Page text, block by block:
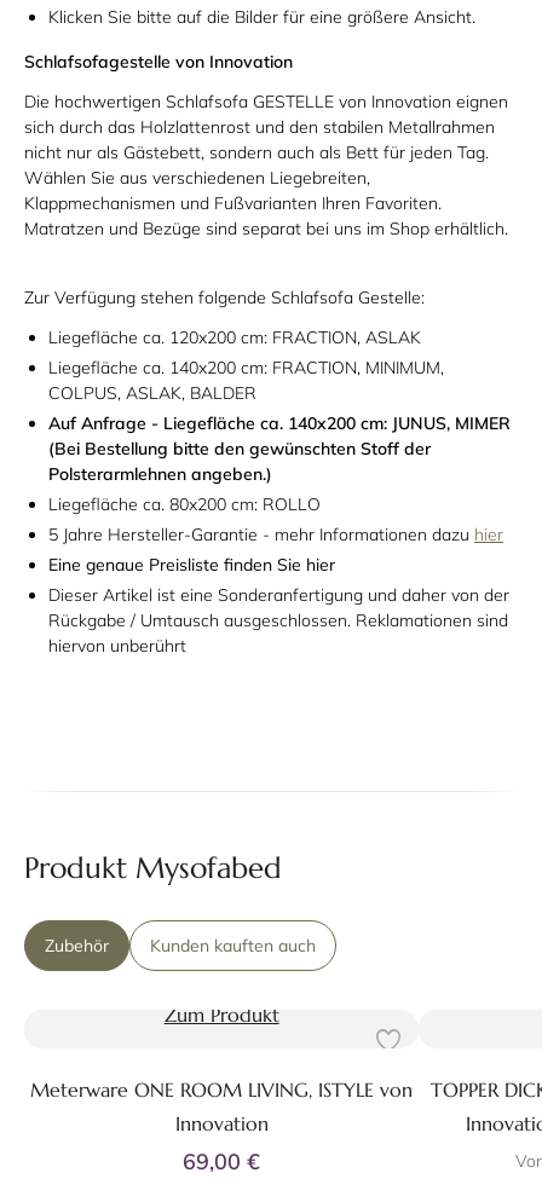
Klicken Sie bitte auf die Bilder für eine größere Ansicht.
Schlafsofagestelle von Innovation
Die hochwertigen Schlafsofa GESTELLE von Innovation eignen
sich durch das Holzlattenrost und den stabilen Metallrahmen
nicht nur als Gästebett, sondern auch als Bett für jeden Tag.
Wählen Sie aus verschiedenen Liegebreiten,
Klappmechanismen und Fußvarianten Ihren Favoriten.
Matratzen und Bezüge sind separat bei uns im Shop erhältlich.
Zur Verfügung stehen folgende Schlafsofa Gestelle:
Liegefläche ca. 120x200 cm: FRACTION, ASLAK
Liegefläche ca. 140x200 cm: FRACTION, MINIMUM,
COLPUS, ASLAK, BALDER
Auf Anfrage - Liegefläche ca. 140x200 cm: JUNUS, MIMER
(Bei Bestellung bitte den gewünschten Stoff der
Polsterarmlehnen angeben.)
Liegefläche ca. 80x200 cm: ROLLO
5 Jahre Hersteller-Garantie - mehr Informationen dazu hier
Eine genaue Preisliste finden Sie hier
Dieser Artikel ist eine Sonderanfertigung und daher von der
Rückgabe / Umtausch ausgeschlossen. Reklamationen sind
hiervon unberührt
Produkt Mysofabed
Zubehör Kunden kauften auch
Zum Produkt
Meterware ONE ROOM LIVING, ISTYLE von
Innovation
69,00 €
TOPPER